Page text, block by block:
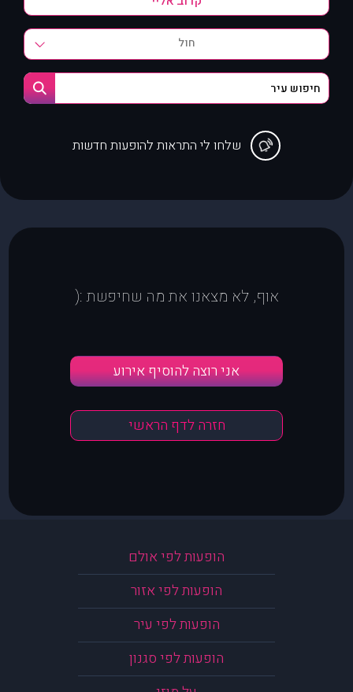
חול
שלחו לי התראות להופעות חדשות
אוף, לא מצאנו את מה שחיפשת :(
אני רוצה להוסיף אירוע
חזרה לדף הראשי
הופעות לפי אולם
הופעות לפי אזור
הופעות לפי עיר
הופעות לפי סגנון